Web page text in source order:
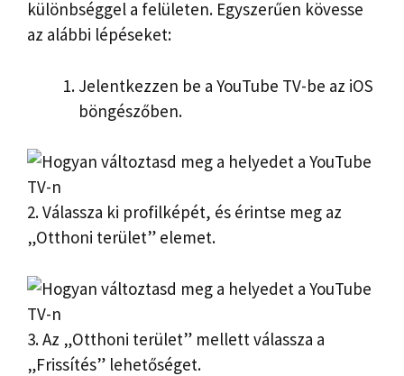
különbséggel a felületen. Egyszerűen kövesse
az alábbi lépéseket:
Jelentkezzen be a YouTube TV-be az iOS
böngészőben.
2. Válassza ki profilképét, és érintse meg az
„Otthoni terület” elemet.
3. Az „Otthoni terület” mellett válassza a
„Frissítés” lehetőséget.